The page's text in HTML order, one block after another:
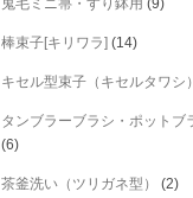
鬼毛ミニ箒・すり鉢用 (9)
棒束子[キリワラ] (14)
キセル型束子（キセルタワシ）
タンブラーブラシ・ポットブ
(6)
茶釜洗い（ツリガネ型） (2)